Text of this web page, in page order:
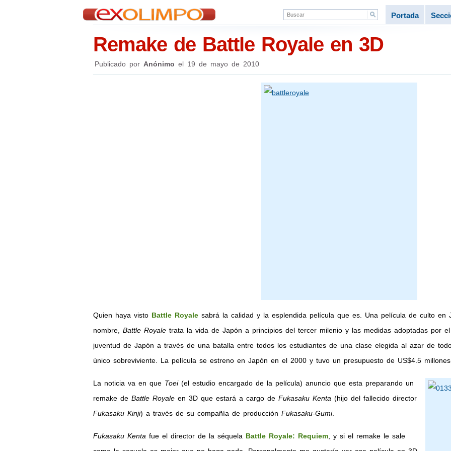
Portada
Remake de Battle Royale en 3D
Publicado por Anónimo el 19 de mayo de 2010
Quien haya visto Battle Royalesabrá la calidad y la esplendida película que es. Una película de culto en
nombre, Battle Royaletrata la vida de Japón a principios del tercer milenio y las medidas adoptadas por
juventud de Japón a través de una batalla entre todos los estudiantes de una clase elegida al azar de
único sobreviviente. La película se estreno en Japón en el 2000 y tuvo un presupuesto de US$4.5
La noticia va en que Toei(el estudio encargado de la película) anuncio que esta preparando un
remake de Battle Royaleen 3D que estará a cargo de Fukasaku Kenta (hijo del fallecido director
Fukasaku Kinji) a través de su compañía de producción Fukasaku-Gumi.
Fukasaku Kenta fue el director de la séquela Battle Royale: Requiem, y si el remake le sale